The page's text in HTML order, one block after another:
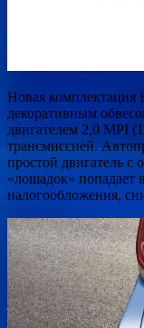
Новая комплектация
декоративным
двигателем 2,0 MPI
трансмиссией.
простой двигатель с
«лошадок» попадает
налогообложения,